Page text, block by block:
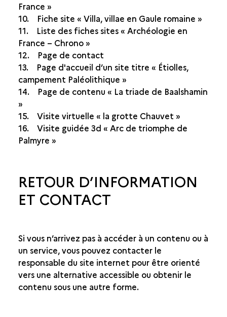
France »
10. Fiche site « Villa, villae en Gaule romaine »
11. Liste des fiches sites « Archéologie en
France – Chrono »
12. Page de contact
13. Page d'accueil d’un site titre « Étiolles,
campement Paléolithique »
14. Page de contenu « La triade de Baalshamin
»
15. Visite virtuelle « la grotte Chauvet »
16. Visite guidée 3d « Arc de triomphe de
Palmyre »
RETOUR D’INFORMATION
ET CONTACT
Si vous n’arrivez pas à accéder à un contenu ou à
un service, vous pouvez contacter le
responsable du site internet pour être orienté
vers une alternative accessible ou obtenir le
contenu sous une autre forme.